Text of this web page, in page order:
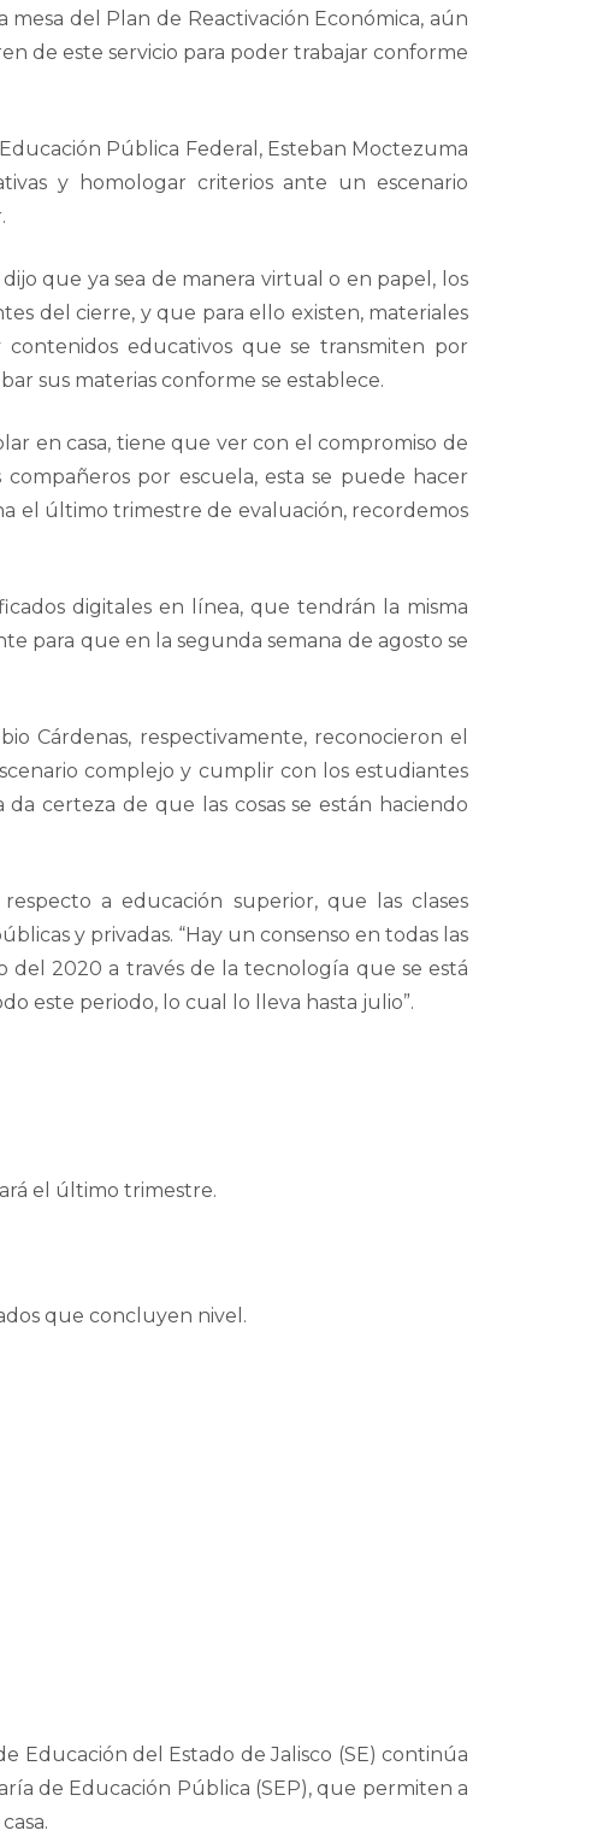
del Plan de Reactivación Económica, aún
de este servicio para poder trabajar conforme
Pública Federal, Esteban Moctezuma
y homologar criterios ante un escenario
que ya sea de manera virtual o en papel, los
del cierre, y que para ello existen, materiales
educativos que se transmiten por
sus materias conforme se establece.
en casa, tiene que ver con el compromiso de
por escuela, esta se puede hacer
el último trimestre de evaluación, recordemos
digitales en línea, que tendrán la misma
para que en la segunda semana de agosto se
Cárdenas, respectivamente, reconocieron el
complejo y cumplir con los estudiantes
certeza de que las cosas se están haciendo
a educación superior, que las clases
y privadas. “Hay un consenso en todas las
del 2020 a través de la tecnología que se está
este periodo, lo cual lo lleva hasta julio”.
el último trimestre.
que concluyen nivel.
Educación del Estado de Jalisco (SE) continúa
de Educación Pública (SEP), que permiten a